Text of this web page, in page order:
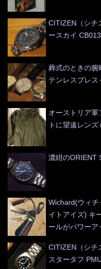
CITIZEN（シチ
ースカイ
葬式のときの
テンレスブレス
オーストリア
トに望遠レン
濃紺のORIENT
Wichard(ウィチ
イトアイズ) キ
ールがパワーア
CITIZEN（シチ
スタータフ